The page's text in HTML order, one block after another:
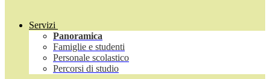
Servizi
Panoramica
Famiglie e studenti
Personale scolastico
Percorsi di studio